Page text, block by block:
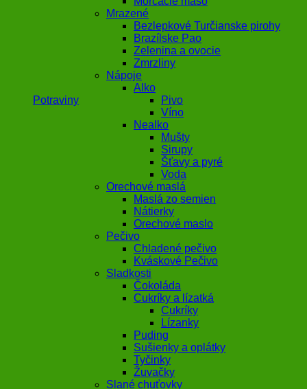
Potraviny
Mrazené
Bezlepkové Turčianske pirohy
Brazílske Pao
Zelenina a ovocie
Zmrzliny
Nápoje
Alko
Pivo
Víno
Nealko
Mušty
Sirupy
Šťavy a pyré
Voda
Orechové maslá
Maslá zo semien
Nátierky
Orechové maslo
Pečivo
Chladené pečivo
Kváskové Pečivo
Sladkosti
Čokoláda
Cukríky a lízatká
Cukríky
Lízanky
Puding
Sušienky a oplátky
Tyčinky
Žuvačky
Slané chuťovky